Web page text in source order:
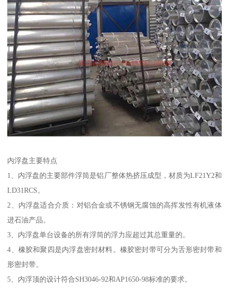
内浮盘主要特点
1、内浮盘的主要部件浮筒是铝厂整体热挤压成型，材质为LF21Y2和
LD31RCS。
2、内浮盘适合介质：对铝合金或不锈钢无腐蚀的高挥发性有机液体
进石油产品。
3、内浮盘单台设备的所有浮筒的浮力应超过其总重量的。
4、橡胶和聚四是内浮盘密封材料。橡胶密封带可分为舌形密封带和
形密封带。
5、内浮顶的设计符合SH3046-92和AP1650-98标准的要求。